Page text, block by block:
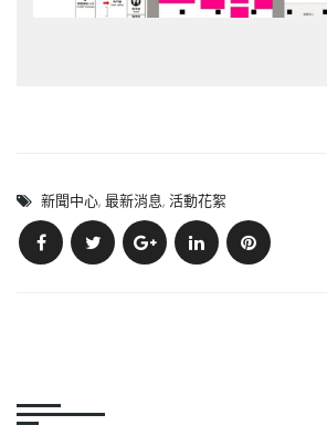
新聞中心, 最新消息, 活動花絮